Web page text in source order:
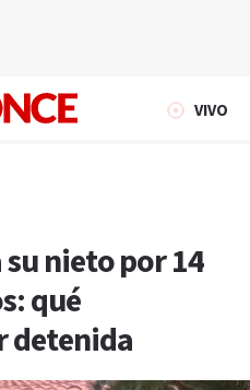
VIVO
nieto por 14
qué
detenida